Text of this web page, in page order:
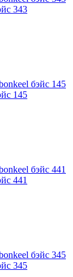
343
145
441
345